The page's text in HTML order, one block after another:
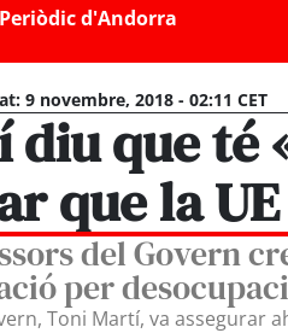
d'Andorra
9 novembre, 2018 - 02:11 CET
diu que té
que la
del Govern
per
Toni Martí, va assegurar